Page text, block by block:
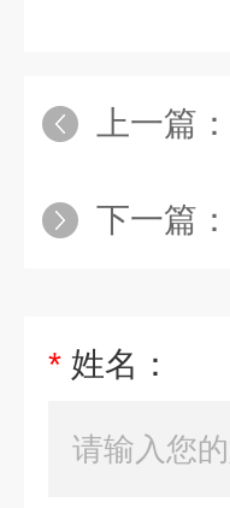
上一篇：
下一篇：
* 姓名：